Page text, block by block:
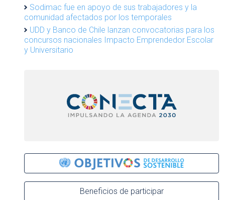
Sodimac fue en apoyo de sus trabajadores y la
comunidad afectados por los temporales
UDD y Banco de Chile lanzan convocatorias para los
concursos nacionales Impacto Emprendedor Escolar
y Universitario
Beneficios de participar